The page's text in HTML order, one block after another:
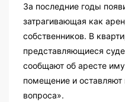
За последние годы
затрагивающая как
собственников. В
представляющиеся
сообщают об аресте
помещение и
вопроса».